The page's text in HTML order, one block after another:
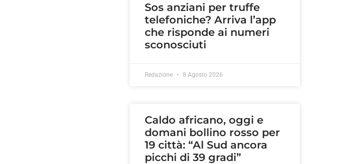
Sos anziani per truffe
telefoniche? Arriva l’app
che risponde ai numeri
sconosciuti
Redazione 8 Agosto 2026
Caldo africano, oggi e
domani bollino rosso per
19 città: “Al Sud ancora
picchi di 39 gradi”